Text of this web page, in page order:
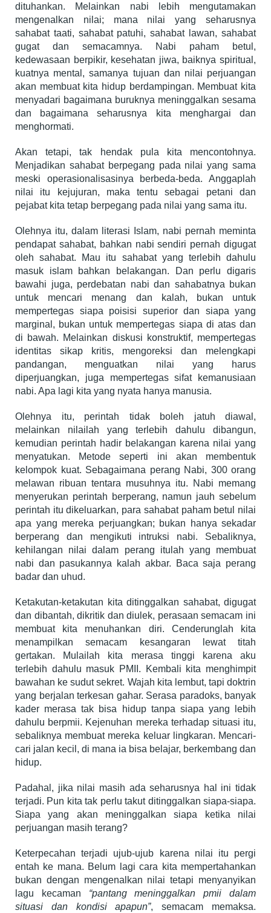
dituhankan. Melainkan nabi lebih mengutamakan
mengenalkan nilai; mana nilai yang seharusnya
sahabat taati, sahabat patuhi, sahabat lawan, sahabat
gugat dan semacamnya. Nabi paham betul,
kedewasaan berpikir, kesehatan jiwa, baiknya spiritual,
kuatnya mental, samanya tujuan dan nilai perjuangan
akan membuat kita hidup berdampingan. Membuat kita
menyadari bagaimana buruknya meninggalkan sesama
dan bagaimana seharusnya kita menghargai dan
menghormati.
Akan tetapi, tak hendak pula kita mencontohnya.
Menjadikan sahabat berpegang pada nilai yang sama
meski operasionalisasinya berbeda-beda. Anggaplah
nilai itu kejujuran, maka tentu sebagai petani dan
pejabat kita tetap berpegang pada nilai yang sama itu.
Olehnya itu, dalam literasi Islam, nabi pernah meminta
pendapat sahabat, bahkan nabi sendiri pernah digugat
oleh sahabat. Mau itu sahabat yang terlebih dahulu
masuk islam bahkan belakangan. Dan perlu digaris
bawahi juga, perdebatan nabi dan sahabatnya bukan
untuk mencari menang dan kalah, bukan untuk
mempertegas siapa poisisi superior dan siapa yang
marginal, bukan untuk mempertegas siapa di atas dan
di bawah. Melainkan diskusi konstruktif, mempertegas
identitas sikap kritis, mengoreksi dan melengkapi
pandangan, menguatkan nilai yang harus
diperjuangkan, juga mempertegas sifat kemanusiaan
nabi. Apa lagi kita yang nyata hanya manusia.
Olehnya itu, perintah tidak boleh jatuh diawal,
melainkan nilailah yang terlebih dahulu dibangun,
kemudian perintah hadir belakangan karena nilai yang
menyatukan. Metode seperti ini akan membentuk
kelompok kuat. Sebagaimana perang Nabi, 300 orang
melawan ribuan tentara musuhnya itu. Nabi memang
menyerukan perintah berperang, namun jauh sebelum
perintah itu dikeluarkan, para sahabat paham betul nilai
apa yang mereka perjuangkan; bukan hanya sekadar
berperang dan mengikuti intruksi nabi. Sebaliknya,
kehilangan nilai dalam perang itulah yang membuat
nabi dan pasukannya kalah akbar. Baca saja perang
badar dan uhud.
Ketakutan-ketakutan kita ditinggalkan sahabat, digugat
dan dibantah, dikritik dan diulek, perasaan semacam ini
membuat kita menuhankan diri. Cenderunglah kita
menampilkan semacam kesangaran lewat titah
gertakan. Mulailah kita merasa tinggi karena aku
terlebih dahulu masuk PMII. Kembali kita menghimpit
bawahan ke sudut sekret. Wajah kita lembut, tapi doktrin
yang berjalan terkesan gahar. Serasa paradoks, banyak
kader merasa tak bisa hidup tanpa siapa yang lebih
dahulu berpmii. Kejenuhan mereka terhadap situasi itu,
sebaliknya membuat mereka keluar lingkaran. Mencari-
cari jalan kecil, di mana ia bisa belajar, berkembang dan
hidup.
Padahal, jika nilai masih ada seharusnya hal ini tidak
terjadi. Pun kita tak perlu takut ditinggalkan siapa-siapa.
Siapa yang akan meninggalkan siapa ketika nilai
perjuangan masih terang?
Keterpecahan terjadi ujub-ujub karena nilai itu pergi
entah ke mana. Belum lagi cara kita mempertahankan
bukan dengan mengenalkan nilai tetapi menyanyikan
lagu kecaman “pantang meninggalkan pmii dalam
situasi dan kondisi apapun”, semacam memaksa.